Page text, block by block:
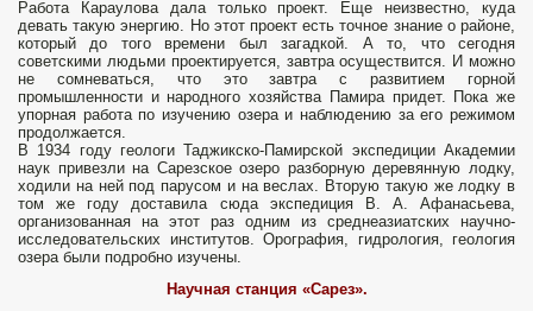
Работа Караулова дала только проект. Еще неизвестно, куда
девать такую энергию. Но этот проект есть точное знание о районе,
который до того времени был загадкой. А то, что сегодня
советскими людьми проектируется, завтра осуществится. И можно
не сомневаться, что это завтра с развитием горной
промышленности и народного хозяйства Памира придет. Пока же
упорная работа по изучению озера и наблюдению за его режимом
продолжается.
В 1934 году геологи Таджикско-Памирской экспедиции Академии
наук привезли на Сарезское озеро разборную деревянную лодку,
ходили на ней под парусом и на веслах. Вторую такую же лодку в
том же году доставила сюда экспедиция В. А. Афанасьева,
организованная на этот раз одним из среднеазиатских научно-
исследовательских институтов. Орография, гидрология, геология
озера были подробно изучены.
Научная станция «Сарез».